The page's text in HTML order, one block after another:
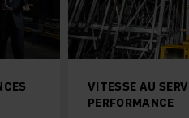
VITESSE AU
PERFORMANCE